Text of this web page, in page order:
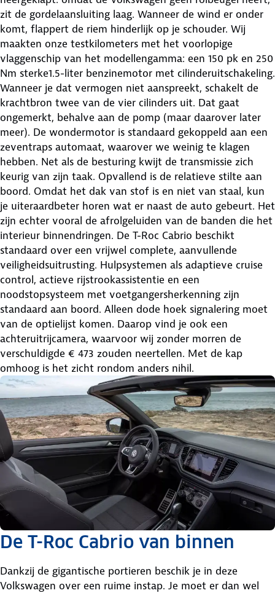
zit de gordelaansluiting laag. Wanneer de wind er onder
komt, flappert de riem hinderlijk op je schouder. Wij
maakten onze testkilometers met het voorlopige
vlaggenschip van het modellengamma: een 150 pk en 250
Nm sterke1.5-liter benzinemotor met cilinderuitschakeling.
Wanneer je dat vermogen niet aanspreekt, schakelt de
krachtbron twee van de vier cilinders uit. Dat gaat
ongemerkt, behalve aan de pomp (maar daarover later
meer). De wondermotor is standaard gekoppeld aan een
zeventraps automaat, waarover we weinig te klagen
hebben. Net als de besturing kwijt de transmissie zich
keurig van zijn taak. Opvallend is de relatieve stilte aan
boord. Omdat het dak van stof is en niet van staal, kun
je uiteraardbeter horen wat er naast de auto gebeurt. Het
zijn echter vooral de afrolgeluiden van de banden die het
interieur binnendringen. De T-Roc Cabrio beschikt
standaard over een vrijwel complete, aanvullende
veiligheidsuitrusting. Hulpsystemen als adaptieve cruise
control, actieve rijstrookassistentie en een
noodstopsysteem met voetgangersherkenning zijn
standaard aan boord. Alleen dode hoek signalering moet
van de optielijst komen. Daarop vind je ook een
achteruitrijcamera, waarvoor wij zonder morren de
verschuldigde € 473 zouden neertellen. Met de kap
omhoog is het zicht rondom anders nihil.
De T-Roc Cabrio van binnen
Dankzij de gigantische portieren beschik je in deze
Volkswagen over een ruime instap. Je moet er dan wel